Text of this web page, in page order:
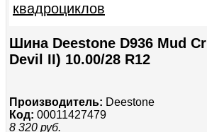
квадроциклов
Шина Deestone D936 Mud
Devil II) 10.00/28 R12
Производитель: Deestone
Код: 00011427479
8 320 руб.